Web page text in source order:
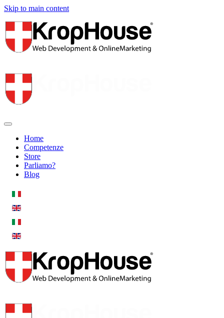
Skip to main content
Home
Competenze
Store
Parliamo?
Blog